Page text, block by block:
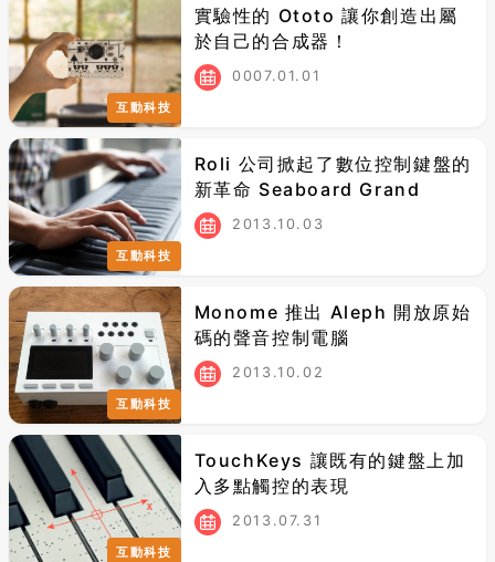
互動科技
實驗性的 Ototo 讓你創造出屬
於自己的合成器！
0007.01.01
互動科技
Roli 公司掀起了數位控制鍵盤的
新革命 Seaboard Grand
2013.10.03
互動科技
Monome 推出 Aleph 開放原始
碼的聲音控制電腦
2013.10.02
互動科技
TouchKeys 讓既有的鍵盤上加
入多點觸控的表現
2013.07.31